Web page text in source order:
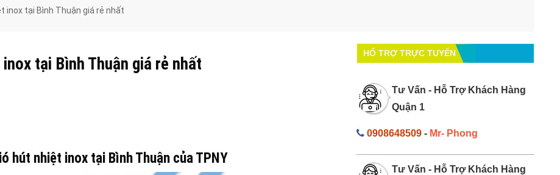
inox tại Bình Thuận giá rẻ nhất
tại Bình Thuận giá rẻ nhất
hút nhiệt inox tại Bình Thuận của TPNY
HỔ TRỢ TRỰC TUYẾN
Tư Vấn - Hỗ Trợ Khách Hàng
Quận 1
0908648509- Mr- Phong
Tư Vấn - Hỗ Trợ Khách Hàng